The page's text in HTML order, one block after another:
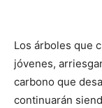
Los árboles que
jóvenes,
carbono que
continuarán